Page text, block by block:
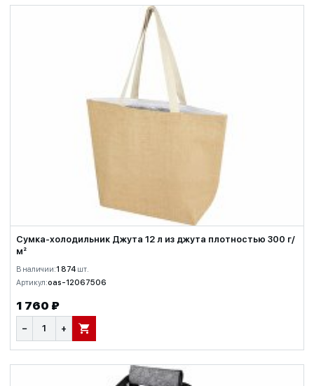
Сумка-холодильник Джута 12 л из джута плотностью 300 г/
м²
В наличии:1 874 шт.
Артикул:oas-12067506
1 760 ₽
− + В КОРЗИНУ